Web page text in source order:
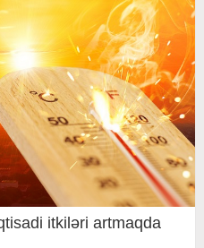
itkiləri artmaqda